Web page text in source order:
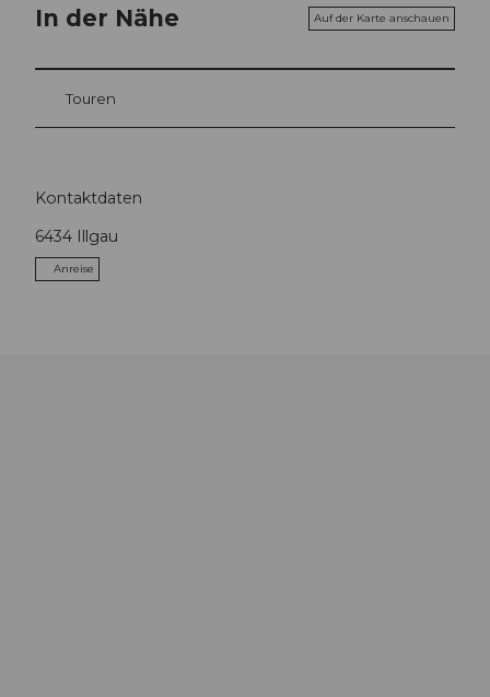
In der Nähe Auf der Karte anschauen
Touren
Kontaktdaten
6434 Illgau
Anreise